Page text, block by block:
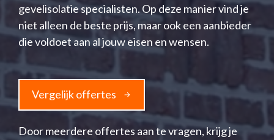
gevelisolatie specialisten. Op deze manier vind je
niet alleen de beste prijs, maar ook een aanbieder
die voldoet aan al jouw eisen en wensen.
Vergelijk offertes
Door meerdere offertes aan te vragen, krijg je